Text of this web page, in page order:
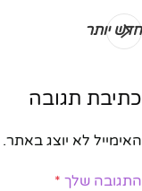
חדש יותר
כתיבת תגובה
האימייל לא יוצג באתר.
התגובה שלך *